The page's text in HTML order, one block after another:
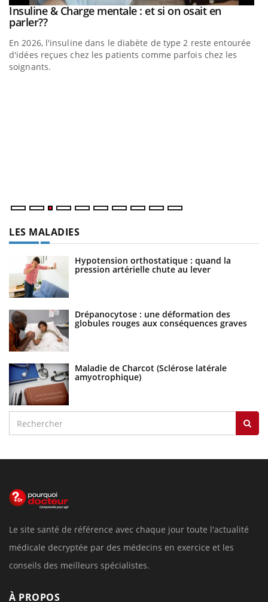
Youtube
Insuline & Charge mentale : et si on osait en
parler??Youtube
En 2026, l'insuline dans le diabète de type 2 reste entourée
d'idées reçues chez les patients comme parfois chez les
soignants.
Youtube
Eczéma Chronique des Mains : se préparer pour
l’été !Youtube
L'été arrive… et avec lui, un tout nouveau rythme de vie !
Vacances, plage, piscine, soleil, activités en plein air… Nos
mains sont ...
LES MALADIES
Hypotension orthostatique : quand la
pression artérielle chute au lever
Drépanocytose : une déformation des
globules rouges aux conséquences graves
Maladie de Charcot (Sclérose latérale
amyotrophique)
Le site santé de référence avec chaque jour toute l'actualité
médicale decryptée par des médecins en exercice et les
conseils des meilleurs spécialistes.
À PROPOS